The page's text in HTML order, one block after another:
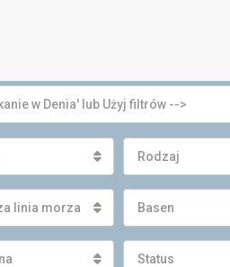
Rodzaj
linia morza Basen
Status